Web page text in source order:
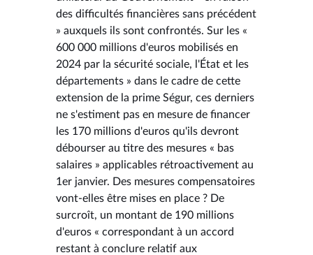
des difficultés financières sans précédent
» auxquels ils sont confrontés. Sur les «
600 000 millions d'euros mobilisés en
2024 par la sécurité sociale, l'État et les
départements » dans le cadre de cette
extension de la prime Ségur, ces derniers
ne s'estiment pas en mesure de financer
les 170 millions d'euros qu'ils devront
débourser au titre des mesures « bas
salaires » applicables rétroactivement au
1er janvier. Des mesures compensatoires
vont-elles être mises en place ? De
surcroît, un montant de 190 millions
d'euros « correspondant à un accord
restant à conclure relatif aux